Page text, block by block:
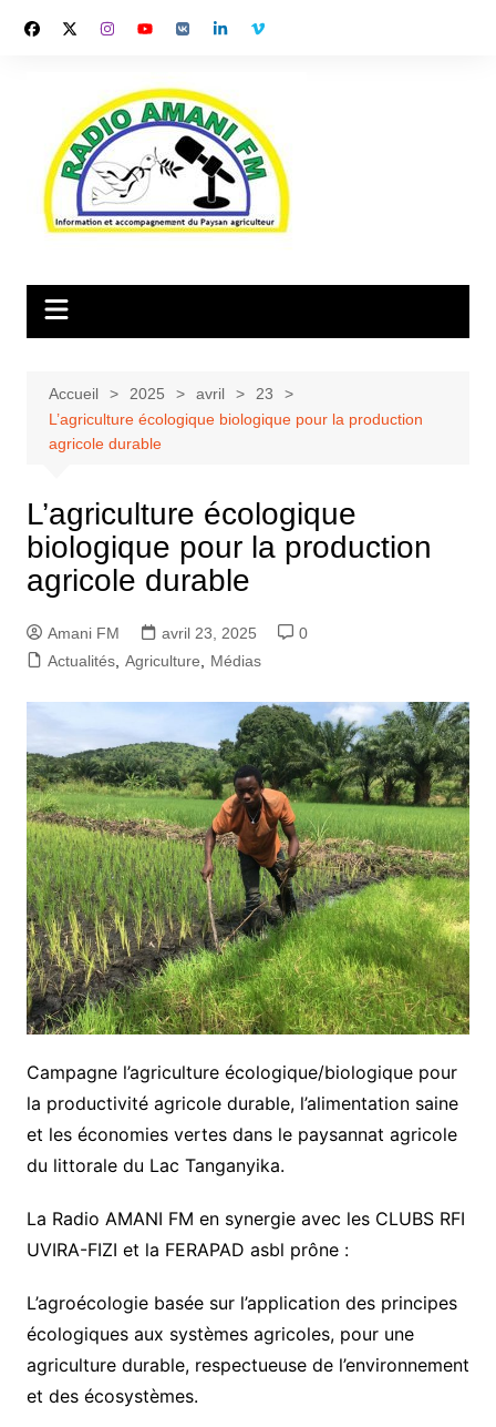
Accueil 2025 avril
23
L’agriculture écologique biologique pour la production
agricole durable
L’agriculture écologique
biologique pour la production
agricole durable
Amani FM avril 23, 2025
0
Actualités, Agriculture Médias
Campagne l’agriculture écologique/biologique pour
la productivité agricole durable, l’alimentation saine
et les économies vertes dans le paysannat agricole
du littorale du Lac Tanganyika.
La Radio AMANI FM en synergie avec les CLUBS RFI
UVIRA-FIZI et la FERAPAD asbl prône :
L’agroécologie basée sur l’application des principes
écologiques aux systèmes agricoles, pour une
agriculture durable, respectueuse de l’environnement
et des écosystèmes.